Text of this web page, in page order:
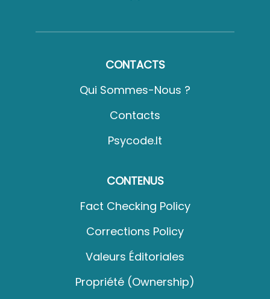
CONTACTS
Qui Sommes-Nous ?
Contacts
Psycode.it
CONTENUS
Fact Checking Policy
Corrections Policy
Valeurs Éditoriales
Propriété (Ownership)